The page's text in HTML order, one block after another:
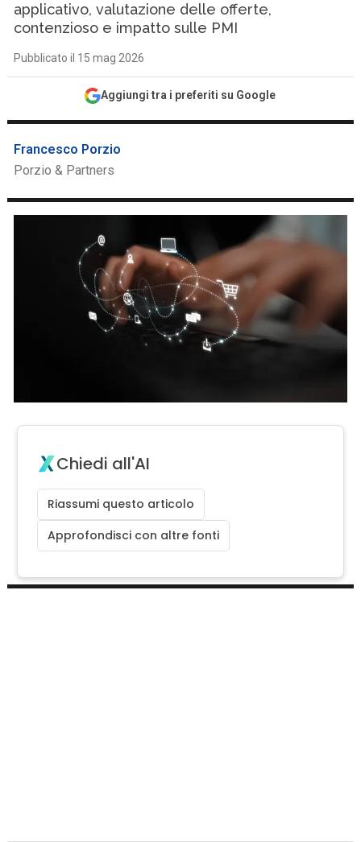
applicativo, valutazione delle offerte,
contenzioso e impatto sulle PMI
Pubblicato il 15 mag 2026
Aggiungi tra i preferiti su Google
Francesco Porzio
Porzio & Partners
Chiedi all'AI
Riassumi questo articolo
Approfondisci con altre fonti